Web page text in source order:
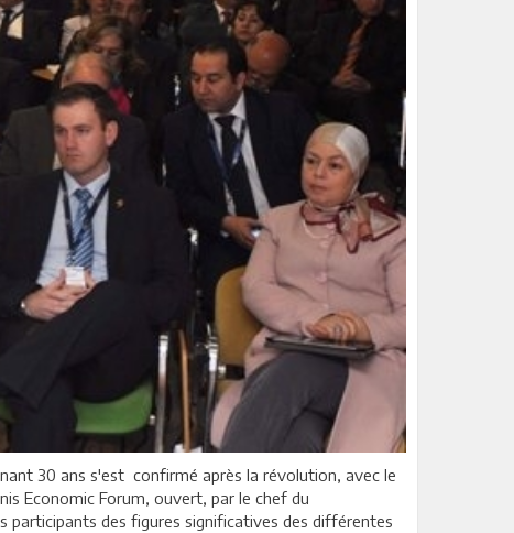
30 ans s'est confirmé après la révolution, avec le
Economic Forum, ouvert, par le chef du
participants des figures significatives des différentes